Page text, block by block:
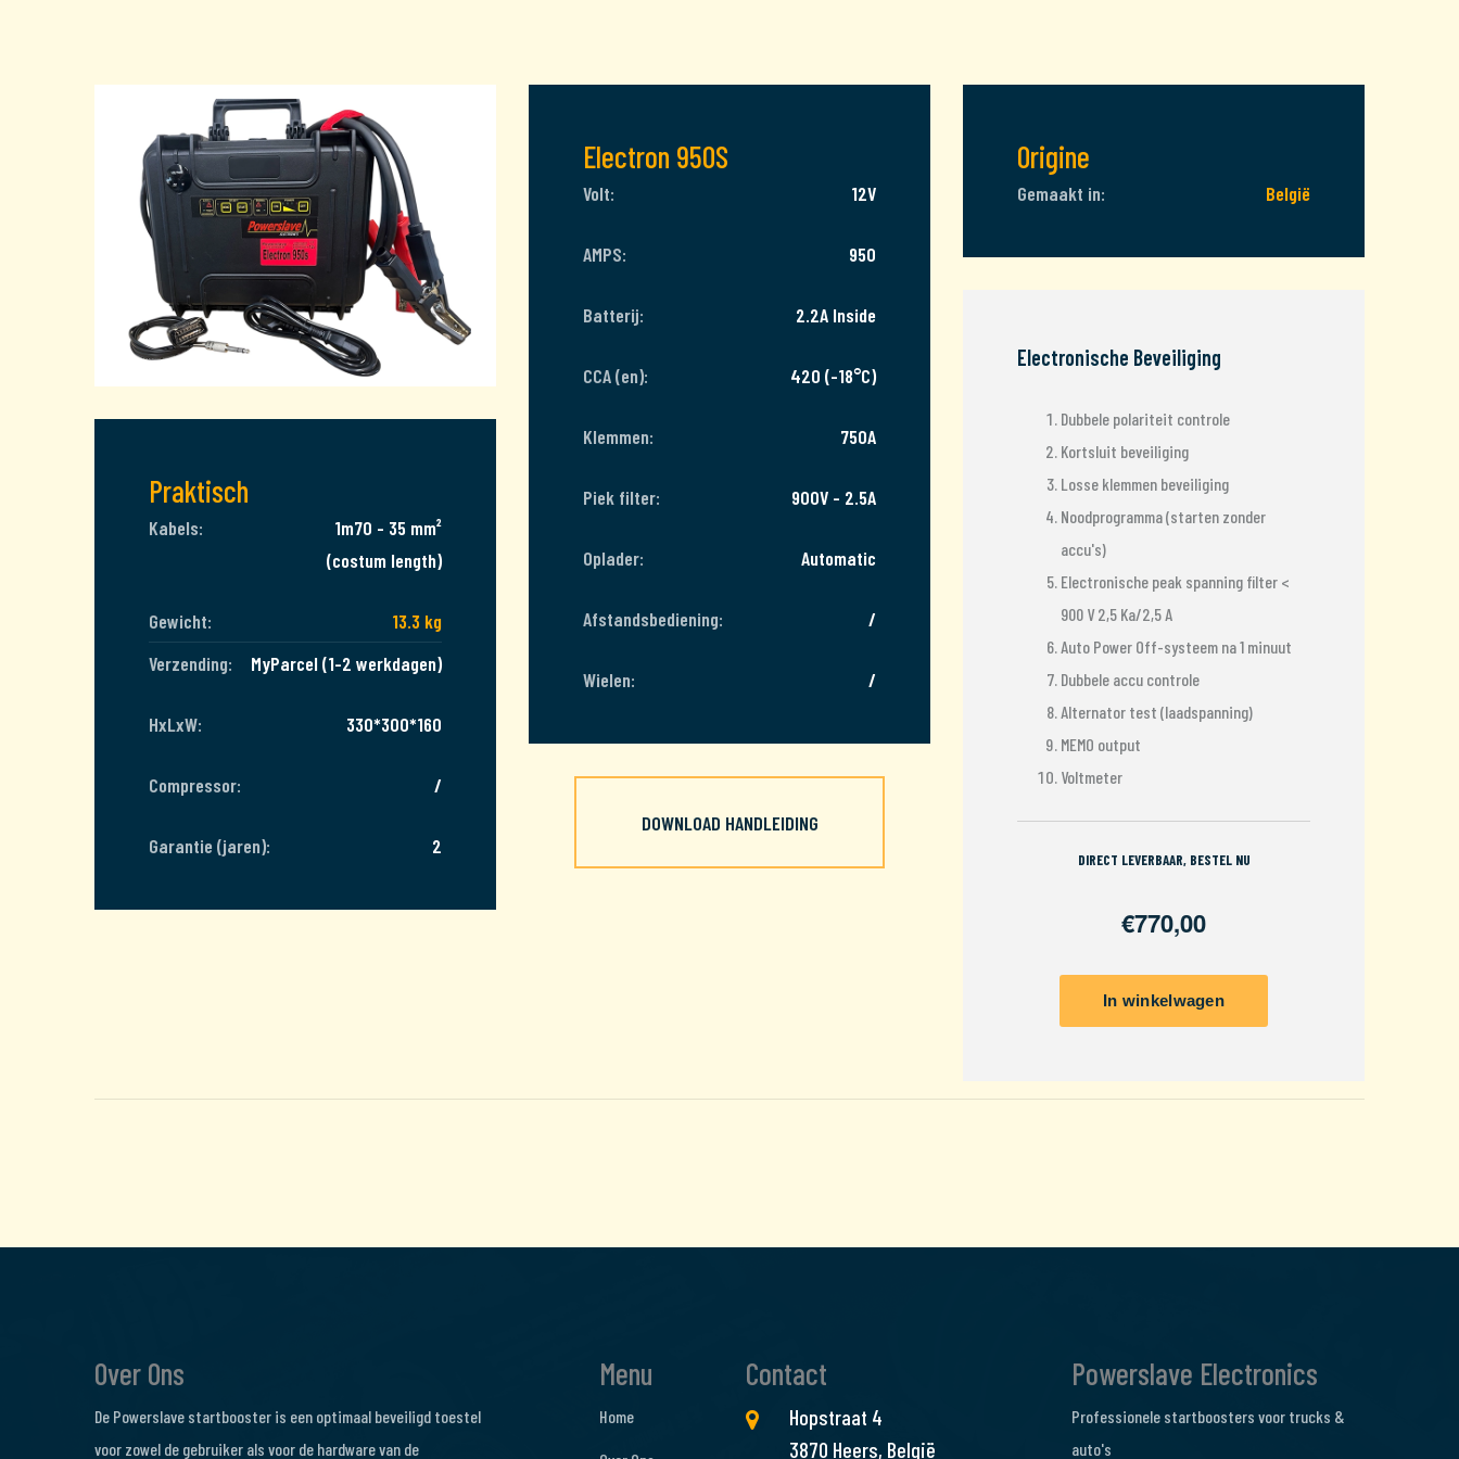
Praktisch
Kabels:
1m70 - 35 mm²
(costum length)
Gewicht:
13.3 kg
Verzending:
MyParcel (1-2 werkdagen)
HxLxW: 330*300*160
Compressor: /
Garantie (jaren): 2
Electron 950S
Volt: 12V
AMPS: 950
Batterij: 2.2A Inside
CCA (en): 420 (-18°C)
Klemmen: 750A
Piek filter: 900V - 2.5A
Oplader: Automatic
Afstandsbediening: /
Wielen: /
DOWNLOAD HANDLEIDING
Origine
Gemaakt in: België
Electronische Beveiliging
Dubbele polariteit controle
Kortsluit beveiliging
Losse klemmen beveiliging
Noodprogramma (starten zonder
accu's)
Electronische peak spanning filter <
900 V 2,5 Ka/2,5 A
Auto Power Off-systeem na 1 minuut
Dubbele accu controle
Alternator test (laadspanning)
MEMO output
Voltmeter
DIRECT LEVERBAAR, BESTEL NU
Over Ons
De Powerslave startbooster is een optimaal beveiligd toestel
voor zowel de gebruiker als voor de hardware van de
Menu
Home
Contact
Hopstraat 4
3870 Heers, België
Powerslave Electronics
Professionele startboosters voor trucks &
auto's